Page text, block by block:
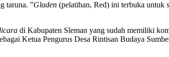
taruna. ”Gladen (pelatihan, Red) ini terbuka untuk
di Kabupaten Sleman yang sudah memiliki
Ketua Pengurus Desa Rintisan Budaya